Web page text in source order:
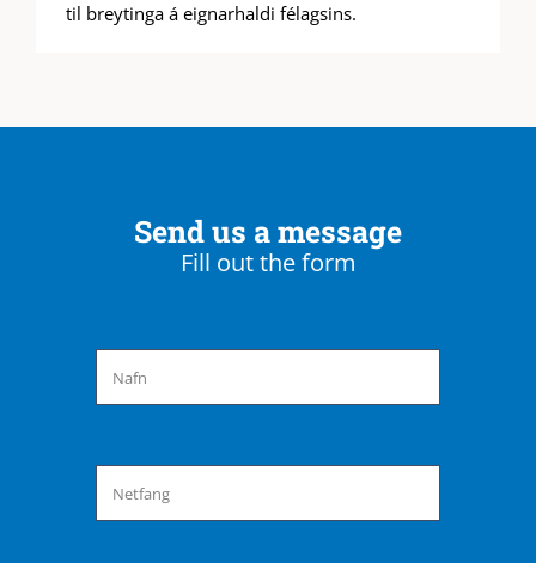
til breytinga á eignarhaldi félagsins.
Send us a message
Fill out the form